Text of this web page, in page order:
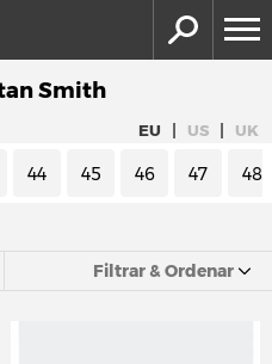
Smith
EU | US | UK
44 45 46 47 48
Filtrar & Ordenar